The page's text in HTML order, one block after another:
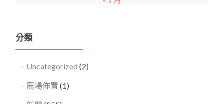
分類
Uncategorized (2)
展場佈置 (1)